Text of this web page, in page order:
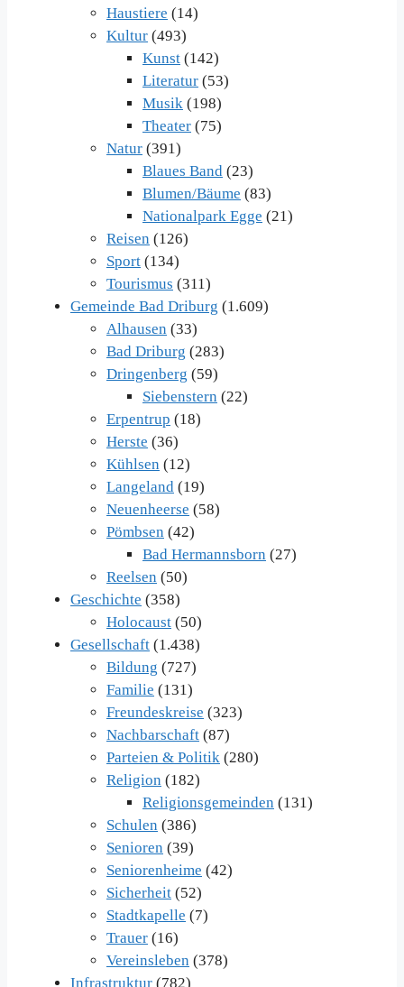
Haustiere (14)
Kultur (493)
Kunst (142)
Literatur (53)
Musik (198)
Theater (75)
Natur (391)
Blaues Band (23)
Blumen/Bäume (83)
Nationalpark Egge (21)
Reisen (126)
Sport (134)
Tourismus (311)
Gemeinde Bad Driburg (1.609)
Alhausen (33)
Bad Driburg (283)
Dringenberg (59)
Siebenstern (22)
Erpentrup (18)
Herste (36)
Kühlsen (12)
Langeland (19)
Neuenheerse (58)
Pömbsen (42)
Bad Hermannsborn (27)
Reelsen (50)
Geschichte (358)
Holocaust (50)
Gesellschaft (1.438)
Bildung (727)
Familie (131)
Freundeskreise (323)
Nachbarschaft (87)
Parteien & Politik (280)
Religion (182)
Religionsgemeinden (131)
Schulen (386)
Senioren (39)
Seniorenheime (42)
Sicherheit (52)
Stadtkapelle (7)
Trauer (16)
Vereinsleben (378)
Infrastruktur (782)